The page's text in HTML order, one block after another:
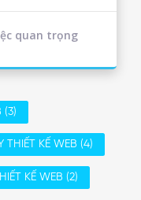
quan trọng
(3)
THIẾT KẾ WEB (4)
KẾ WEB (2)